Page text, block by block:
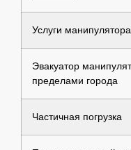
Услуги
Эвакуатор
пределами города
Частичная погрузка